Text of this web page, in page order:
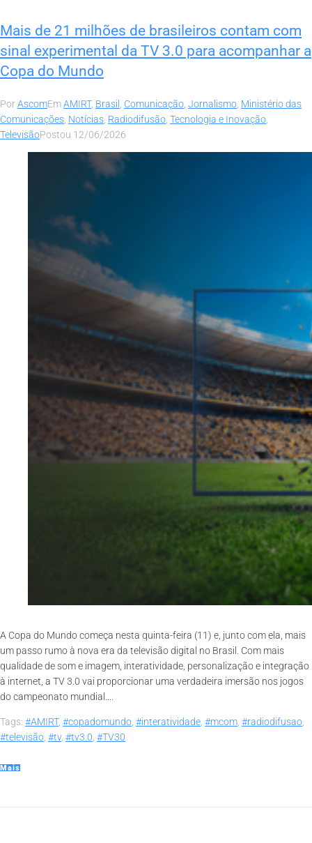
Mais de 21 milhões de brasileiros contam com
sinal experimental da TV 3.0 para acompanhar a
Copa do Mundo
PorAscomEmAMIRT, Brasil , Comunicação, Jornalismo, Ministério das
Comunicações, Notícias, Radiodifusão, Tecnologia e Inovação,
TelevisãoPostou 12/06/2026
A Copa do Mundo começa nesta quinta-feira (11) e, junto com ela, mais
um passo rumo à nova era da televisão digital no Brasil. Com mais
qualidade de som e imagem, interatividade, personalização e integração
à internet, a TV 3.0 vai proporcionar uma verdadeira imersão nos jogos
do campeonato mundial....
Tags: #AMIRT, #copadomundo, #interatividade, #mcom, #radiodifusao,
#televisão, #tv, #tv3.0, #TV30
Mais